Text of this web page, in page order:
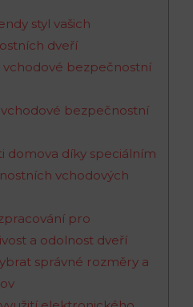
styl vašich
dveří
vchodové bezpečnostní
bezpečnostní
domova díky speciálním
vchodových
pro
a odolnost dveří
správné rozměry a